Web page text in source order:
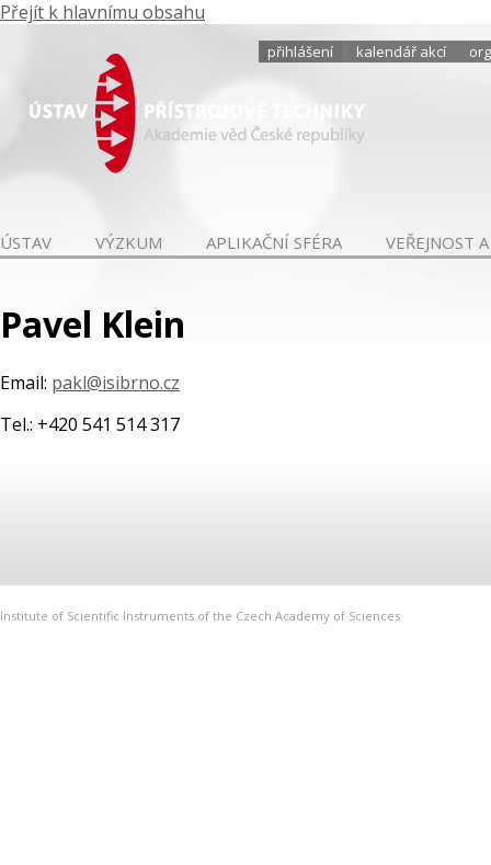
Přejít k hlavnímu obsahu
přihlášení kalendář akcí
ÚSTAV VÝZKUM APLIKAČNÍ SFÉRA VEŘEJNOST
Pavel Klein
Email: pakl@isibrno.cz
Tel.: +420 541 514 317
Institute of Scientific Instruments of the Czech Academy of Sciences